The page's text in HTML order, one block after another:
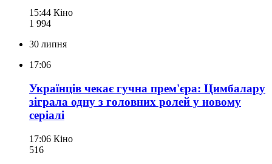
15:44 Кіно
1 994
30 липня
17:06
Українців чекає гучна прем'єра: Цимбалару
зіграла одну з головних ролей у новому
серіалі
17:06 Кіно
516